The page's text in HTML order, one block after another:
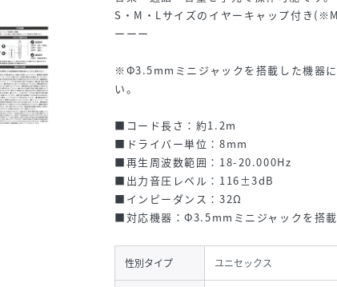
S・M・Lサイズのイヤーキャップ付き
ーーー
※Φ3.5mmミニジャックを搭載した機器
い。
■コード長さ：約1.2m
■ドライバー単位：8mm
■再生周波数範囲：18-20.000Hz
■出力音圧レベル：116±3dB
■インピーダンス：32Ω
■対応機器：Φ3.5mmミニジャックを搭
性別タイプ ユニセックス